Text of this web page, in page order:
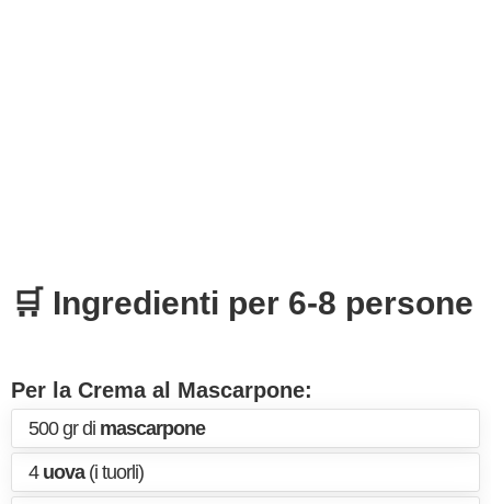
🛒 Ingredienti per 6-8 persone
Per la Crema al Mascarpone:
500 gr di mascarpone
4 uova(i tuorli)